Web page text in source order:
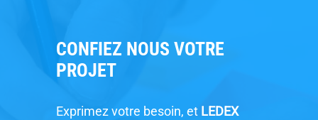
CONFIEZ NOUS VOTRE
PROJET
Exprimez votre besoin, et LEDEX